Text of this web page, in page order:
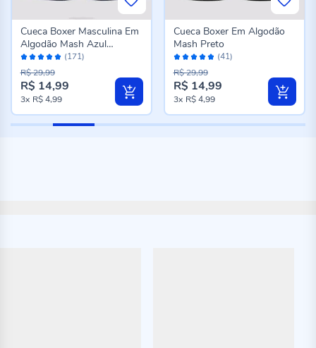
Avaliação:
98%
(171)
Cueca Boxer Masculina Em
Algodão Mash Azul
Marinho
R$ 14,99
R$ 29,99
3x R$ 4,99
Avaliação:
96%
(41)
Cueca Boxer Em Algodão
Mash Preto
R$ 14,99
R$ 29,99
3x R$ 4,99